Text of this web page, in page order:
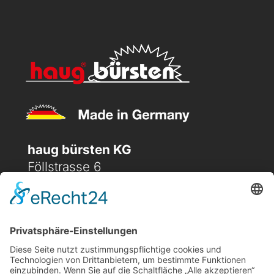
haug bürsten KG
Föllstrasse 6
D-86343 Königsbrunn
 (+49) 08231 / 96 30 96
 office@haugbuersten.de